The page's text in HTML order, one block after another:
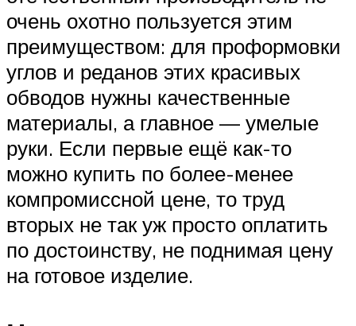
очень охотно пользуется этим
преимуществом: для проформовки
углов и реданов этих красивых
обводов нужны качественные
материалы, а главное — умелые
руки. Если первые ещё как-то
можно купить по более-менее
компромиссной цене, то труд
вторых не так уж просто оплатить
по достоинству, не поднимая цену
на готовое изделие.